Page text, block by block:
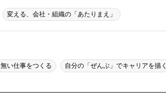
変える、会社・組織の「あたりまえ」
無い仕事をつくる 自分の「ぜんぶ」でキャリアを描く